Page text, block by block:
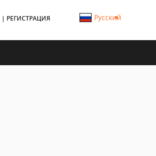
| РЕГИСТРАЦИЯ Русский